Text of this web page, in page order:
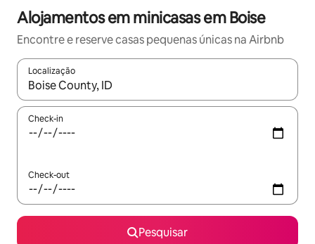
Alojamentos em minicasas em Boise
Encontre e reserve casas pequenas únicas na Airbnb
Localização
Quando os resultados estiverem disponíveis, navegue com
Check-in
Check-out
Pesquisar